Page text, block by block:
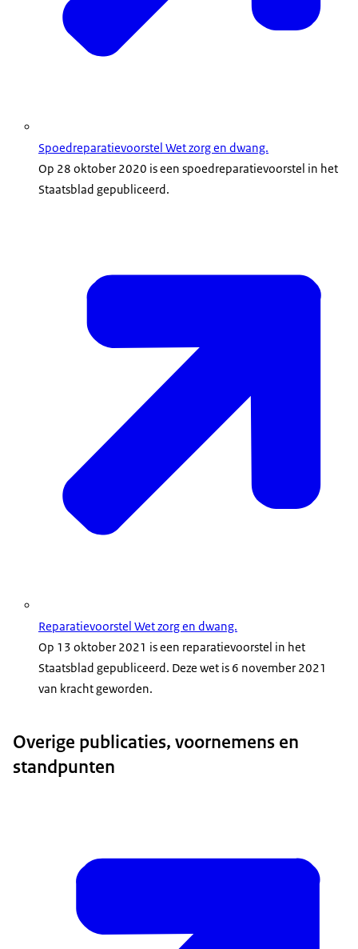
Spoedreparatievoorstel Wet zorg en dwang.
Op 28 oktober 2020 is een spoedreparatievoorstel in het
Staatsblad gepubliceerd.
Reparatievoorstel Wet zorg en dwang.
Op 13 oktober 2021 is een reparatievoorstel in het
Staatsblad gepubliceerd. Deze wet is 6 november 2021
van kracht geworden.
Overige publicaties, voornemens en
standpunten